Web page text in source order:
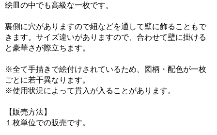
絵皿の中でも高級な一枚です。
裏側に穴がありますので紐などを通して壁に飾ることもで
きます。サイズ違いがありますので、合わせて壁に掛ける
と豪華さが際立ちます。
※全て手描きで絵付けされているため、図柄・配色が一枚
ごとに若干異なります。
※使用状況によって貫入が入ることがあります。
【販売方法】
１枚単位での販売です。